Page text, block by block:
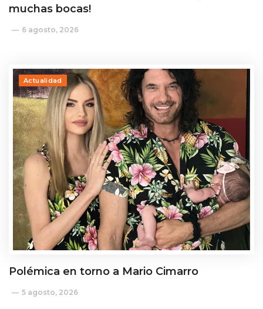
muchas bocas!
6 agosto, 2026
Actualidad
Polémica en torno a Mario Cimarro
5 agosto, 2026